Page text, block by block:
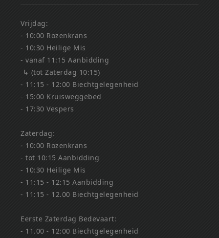
Vrijdag:
- 10:00 Rozenkrans
- 10:30 Heilige Mis
- vanaf 11:15 Aanbidding
↳ (tot Zaterdag 10:15)
- 11:15 - 12:00 Biechtgelegenheid
- 15:00 Kruisweggebed
- 17:30 Vespers
Zaterdag:
- 10:00 Rozenkrans
- tot 10:15 Aanbidding
- 10:30 Heilige Mis
- 11:15 - 12:15 Aanbidding
- 11:15 - 12.00 Biechtgelegenheid
Eerste Zaterdag Bedevaart:
- 11.00 - 12:00 Biechtgelegenheid